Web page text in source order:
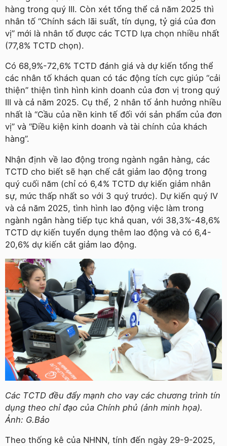
hàng trong quý III. Còn xét tổng thể cả năm 2025 thì
nhân tố “Chính sách lãi suất, tín dụng, tỷ giá của đơn
vị” mới là nhân tố được các TCTD lựa chọn nhiều nhất
(77,8% TCTD chọn).
Có 68,9%-72,6% TCTD đánh giá và dự kiến tổng thể
các nhân tố khách quan có tác động tích cực giúp “cải
thiện” thiện tình hình kinh doanh của đơn vị trong quý
III và cả năm 2025. Cụ thể, 2 nhân tố ảnh hưởng nhiều
nhất là “Cầu của nền kinh tế đối với sản phẩm của đơn
vị” và “Điều kiện kinh doanh và tài chính của khách
hàng”.
Nhận định về lao động trong ngành ngân hàng, các
TCTD cho biết sẽ hạn chế cắt giảm lao động trong
quý cuối năm (chỉ có 6,4% TCTD dự kiến giảm nhân
sự, mức thấp nhất so với 3 quý trước). Dự kiến quý IV
và cả năm 2025, tình hình lao động việc làm trong
ngành ngân hàng tiếp tục khả quan, với 38,3%-48,6%
TCTD dự kiến tuyển dụng thêm lao động và có 6,4-
20,6% dự kiến cắt giảm lao động.
Các TCTD đều đẩy mạnh cho vay các chương trình tín
dụng theo chỉ đạo của Chính phủ (ảnh minh họa).
Ảnh: G.Bảo
Theo thống kê của NHNN, tính đến ngày 29-9-2025,